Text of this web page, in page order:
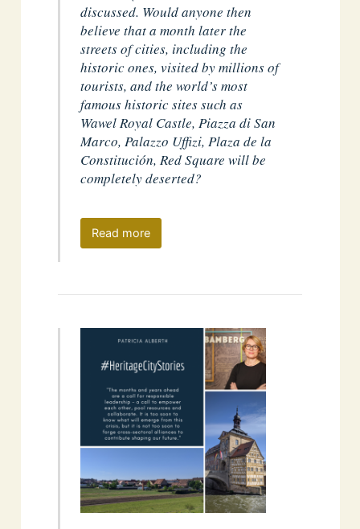
discussed. Would anyone then
believe that a month later the
streets of cities, including the
historic ones, visited by millions of
tourists, and the world’s most
famous historic sites such as
Wawel Royal Castle, Piazza di San
Marco, Palazzo Uffizi, Plaza de la
Constitución, Red Square will be
completely deserted?
Read more